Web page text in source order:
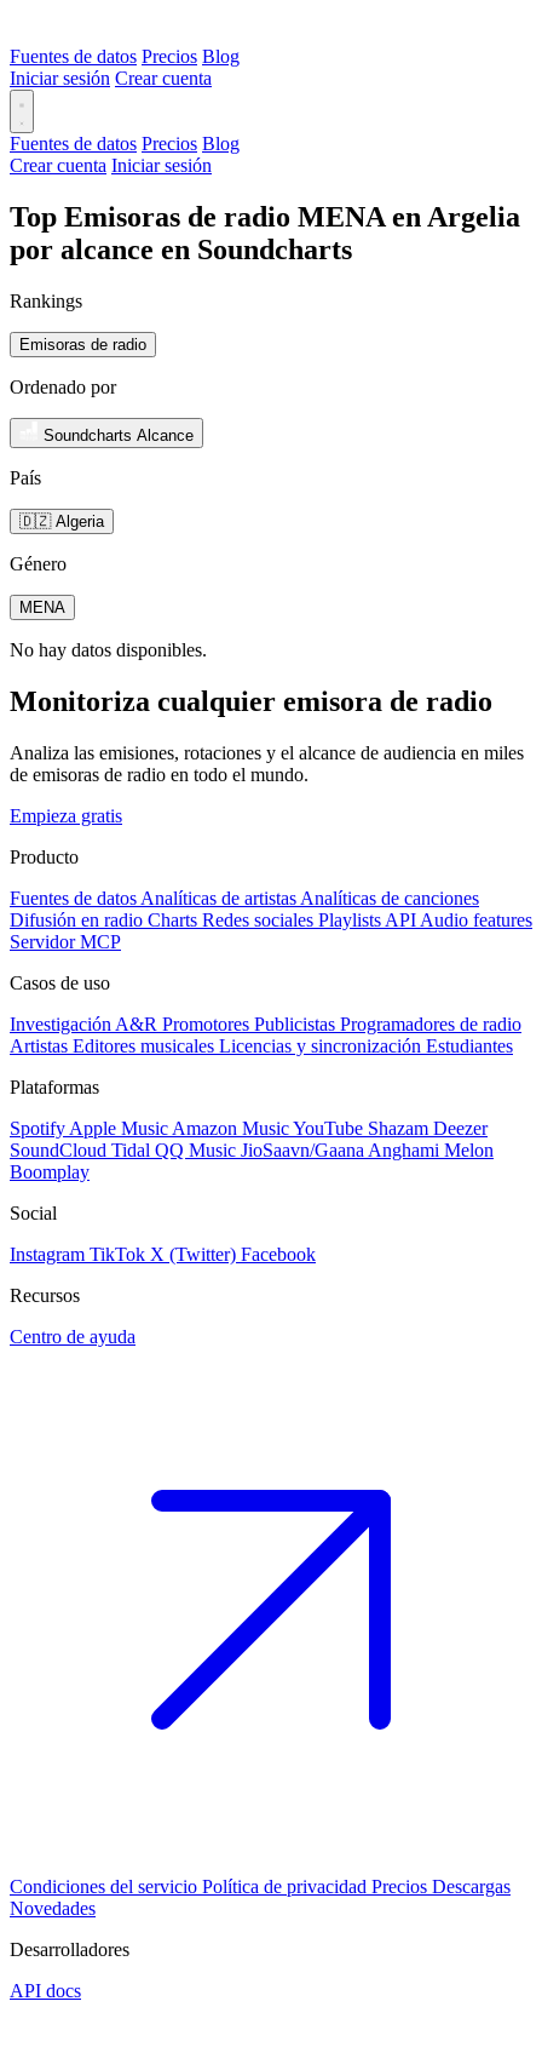
Fuentes de datos Precios Blog
Iniciar sesión Crear cuenta
Fuentes de datos Precios Blog
Crear cuenta Iniciar sesión
Top Emisoras de radio MENA en Argelia
por alcance en Soundcharts
Rankings
Emisoras de radio
Ordenado por
Soundcharts Alcance
País
🇩🇿 Algeria
Género
MENA
No hay datos disponibles.
Monitoriza cualquier emisora de radio
Analiza las emisiones, rotaciones y el alcance de audiencia en miles
de emisoras de radio en todo el mundo.
Empieza gratis
Producto
Fuentes de datos Analíticas de artistas Analíticas de canciones
Difusión en radio Charts Redes sociales Playlists API Audio features
Servidor MCP
Casos de uso
Investigación A&R Promotores Publicistas Programadores de radio
Artistas Editores musicales Licencias y sincronización Estudiantes
Plataformas
Spotify Apple Music Amazon MusicYouTube Shazam Deezer
SoundCloud Tidal QQ Music JioSaavn/Gaana Anghami Melon
Boomplay
Social
Instagram TikTok X (Twitter) Facebook
Recursos
Centro de ayuda
Condiciones del servicio Política de privacidad Precios Descargas
Novedades
Desarrolladores
API docs